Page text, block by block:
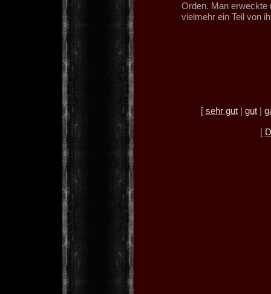
Orden. Man
vielmehr ein Teil von
[ sehr gut| gut|
[